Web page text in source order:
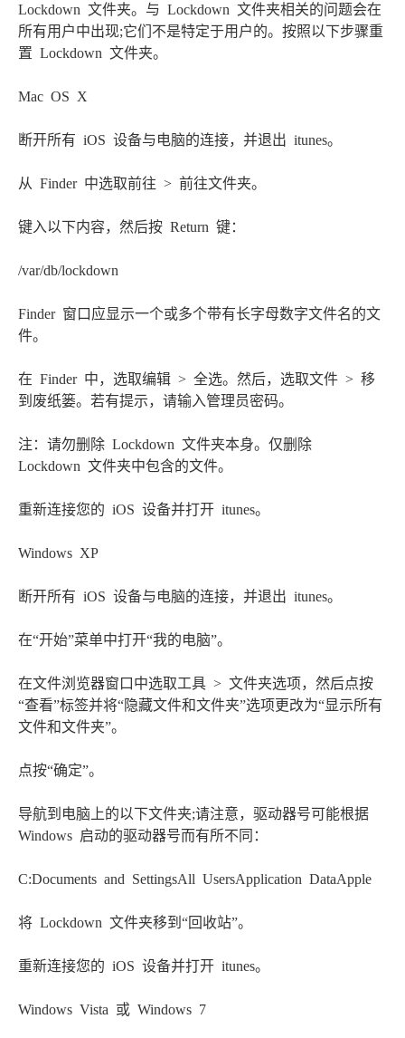
Lockdown 文件夹。与 Lockdown 文件夹相关的问题会在
所有用户中出现;它们不是特定于用户的。按照以下步骤重
置 Lockdown 文件夹。
Mac OS X
断开所有 iOS 设备与电脑的连接，并退出 itunes。
从 Finder 中选取前往 > 前往文件夹。
键入以下内容，然后按 Return 键：
/var/db/lockdown
Finder 窗口应显示一个或多个带有长字母数字文件名的文
件。
在 Finder 中，选取编辑 > 全选。然后，选取文件 > 移
到废纸篓。若有提示，请输入管理员密码。
注：请勿删除 Lockdown 文件夹本身。仅删除
Lockdown 文件夹中包含的文件。
重新连接您的 iOS 设备并打开 itunes。
Windows XP
断开所有 iOS 设备与电脑的连接，并退出 itunes。
在“开始”菜单中打开“我的电脑”。
在文件浏览器窗口中选取工具 > 文件夹选项，然后点按
“查看”标签并将“隐藏文件和文件夹”选项更改为“显示所有
文件和文件夹”。
点按“确定”。
导航到电脑上的以下文件夹;请注意，驱动器号可能根据
Windows 启动的驱动器号而有所不同：
C:Documents and SettingsAll UsersApplication DataApple
将 Lockdown 文件夹移到“回收站”。
重新连接您的 iOS 设备并打开 itunes。
Windows Vista 或 Windows 7